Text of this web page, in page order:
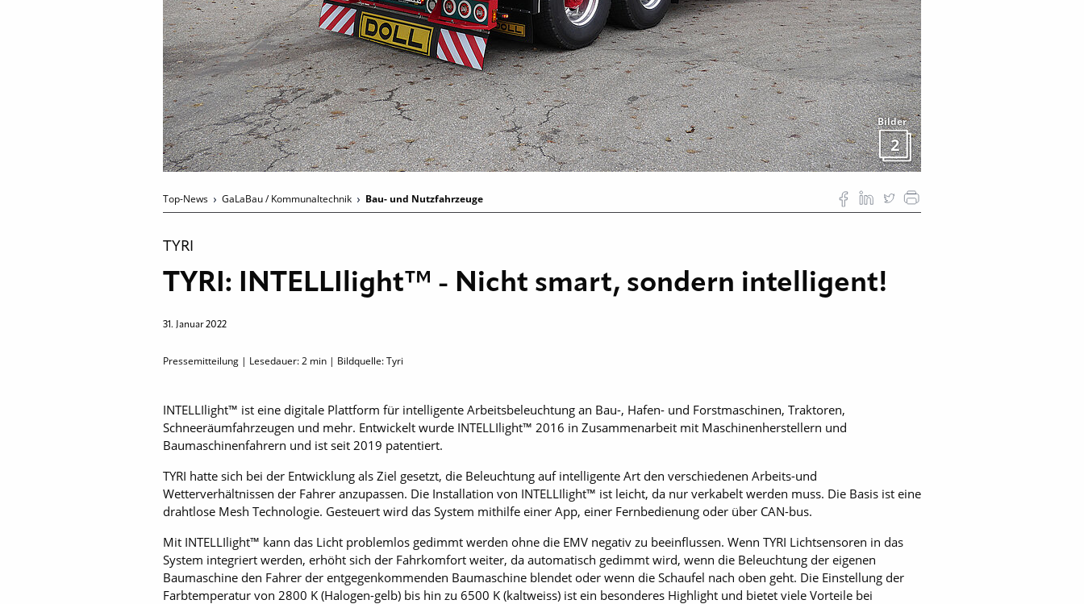
Bilder
2
Top-News GaLaBau / Kommunaltechnik Bau- und Nutzfahrzeuge
TYRI
TYRI: INTELLIlight™ - Nicht smart, sondern intelligent!
31. Januar 2022
Pressemitteilung | Lesedauer:2 min | Bildquelle: Tyri
INTELLIlight™ ist eine digitale Plattform für intelligente Arbeitsbeleuchtung an Bau-, Hafen- und Forstmaschinen, Traktoren,
Schneeräumfahrzeugen und mehr. Entwickelt wurde INTELLIlight™ 2016 in Zusammenarbeit mit Maschinenherstellern und
Baumaschinenfahrern und ist seit 2019 patentiert.
TYRI hatte sich bei der Entwicklung als Ziel gesetzt, die Beleuchtung auf intelligente Art den verschiedenen Arbeits-und
Wetterverhältnissen der Fahrer anzupassen. Die Installation von INTELLIlight™ ist leicht, da nur verkabelt werden muss. Die Basis ist eine
drahtlose Mesh Technologie. Gesteuert wird das System mithilfe einer App, einer Fernbedienung oder über CAN-bus.
Mit INTELLIlight™ kann das Licht problemlos gedimmt werden ohne die EMV negativ zu beeinflussen. Wenn TYRI Lichtsensoren in das
System integriert werden, erhöht sich der Fahrkomfort weiter, da automatisch gedimmt wird, wenn die Beleuchtung der eigenen
Baumaschine den Fahrer der entgegenkommenden Baumaschine blendet oder wenn die Schaufel nach oben geht. Die Einstellung der
Farbtemperatur von 2800 K (Halogen-gelb) bis hin zu 6500 K (kaltweiss) ist ein besonderes Highlight und bietet viele Vorteile bei